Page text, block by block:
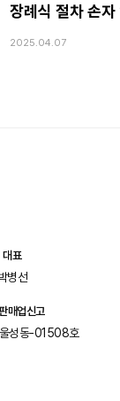
장례식 절차 손
2025.04.07
대표
병선
매업신고
성동-01508호